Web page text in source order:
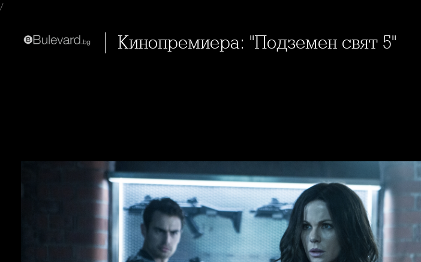
/
Кинопремиера: "Подземен свят 5"